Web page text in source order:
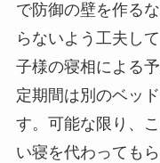
で防御の壁を作る
らないよう工夫し
子様の寝相による
定期間は別のベッ
す。可能な限り、
い寝を代わっても